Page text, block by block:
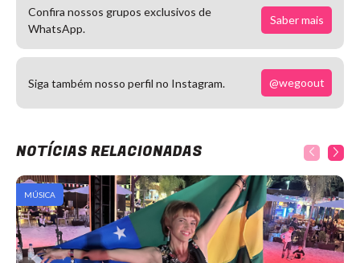
Confira nossos grupos exclusivos de
WhatsApp.
Saber mais
Siga também nosso perfil no Instagram. @wegoout
NOTÍCIAS RELACIONADAS
MÚSICA